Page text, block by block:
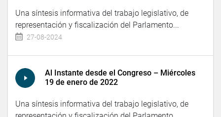
Una síntesis informativa del trabajo legislativo, de
representación y fiscalización del Parlamento...
27-08-2024
Al Instante desde el Congreso – Miércoles
19 de enero de 2022
Una síntesis informativa del trabajo legislativo, de